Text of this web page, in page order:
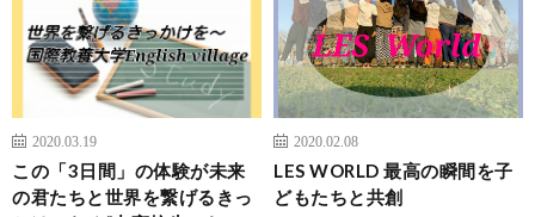
2020.03.19
この「3日間」の体験が未来
の君たちと世界を繋げるきっ
2020.02.08
LES WORLD 最高の瞬間を子
どもたちと共創